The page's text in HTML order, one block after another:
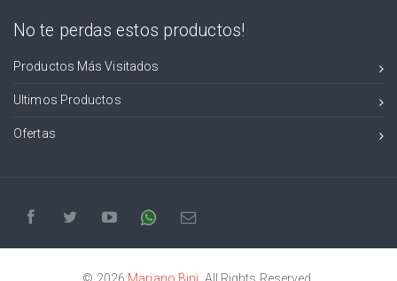
No te perdas estos productos!
Productos Más Visitados
Ultimos Productos
Ofertas